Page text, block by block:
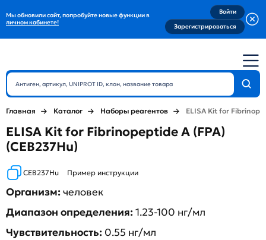
Мы обновили сайт, попробуйте новые функции в
личном кабинете!
Войти
Зарегистрироваться
Главная Каталог Наборы реагентов ELISA Kit for
ELISA Kit for Fibrinopeptide A (FPA)
(CEB237Hu)
CEB237Hu Пример инструкции
Организм:человек
Диапазон определения:1.23-100 нг/мл
Чувствительность: 0.55 нг/мл